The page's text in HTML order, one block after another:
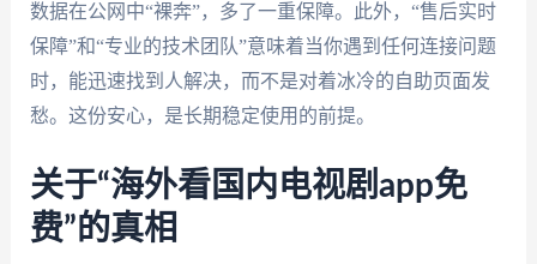
数据在公网中“裸奔”，多了一重保障。此外，“售后实时
保障”和“专业的技术团队”意味着当你遇到任何连接问题
时，能迅速找到人解决，而不是对着冰冷的自助页面发
愁。这份安心，是长期稳定使用的前提。
关于“海外看国内电视剧app免
费”的真相